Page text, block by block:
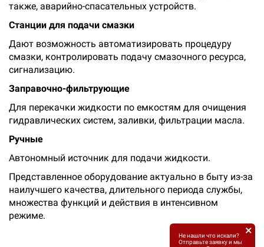
также, аварийно-спасательных устройств.
Станции для подачи смазки
Дают возможность автоматизировать процедуру
смазки, контролировать подачу смазочного ресурса,
сигнализацию.
Заправочно-фильтрующие
Для перекачки жидкости по емкостям для очищения
гидравлических систем, заливки, фильтрации масла.
Ручные
Автономный источник для подачи жидкости.
Представленное оборудование актуально в быту из-за
наилучшего качества, длительного периода службы,
множества функций и действия в интенсивном
режиме.
Не нашли что искали?
Отправьте заявку и мы
×